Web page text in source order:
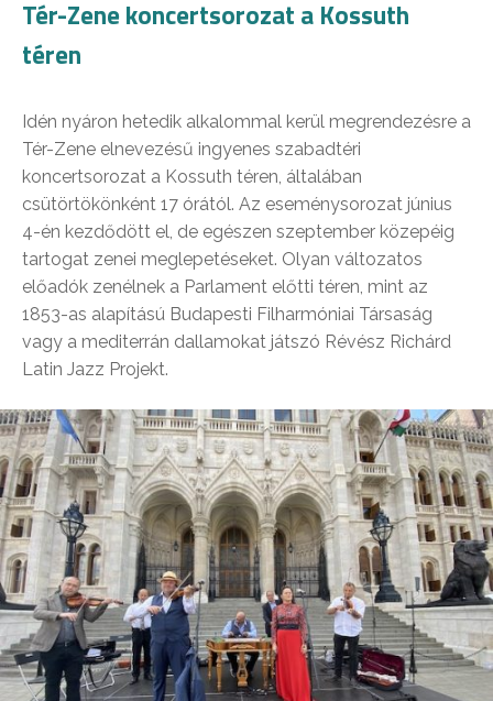
Tér-Zene koncertsorozat a Kossuth
téren
Idén nyáron hetedik alkalommal kerül megrendezésre a
Tér-Zene elnevezésű ingyenes szabadtéri
koncertsorozat a Kossuth téren, általában
csütörtökönként 17 órától. Az eseménysorozat június
4-én kezdődött el, de egészen szeptember közepéig
tartogat zenei meglepetéseket. Olyan változatos
előadók zenélnek a Parlament előtti téren, mint az
1853-as alapítású Budapesti Filharmóniai Társaság
vagy a mediterrán dallamokat játszó Révész Richárd
Latin Jazz Projekt.